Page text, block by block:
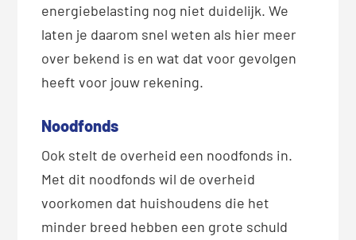
energiebelasting nog niet duidelijk. We
laten je daarom snel weten als hier meer
over bekend is en wat dat voor gevolgen
heeft voor jouw rekening.
Noodfonds
Ook stelt de overheid een noodfonds in.
Met dit noodfonds wil de overheid
voorkomen dat huishoudens die het
minder breed hebben een grote schuld